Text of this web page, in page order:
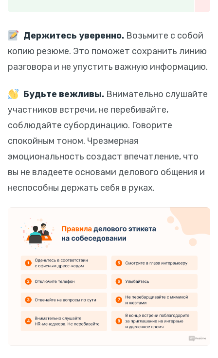
Держитесь уверенно.Возьмите с собой
копию резюме. Это поможет сохранить линию
разговора и не упустить важную информацию.
Будьте вежливы.Внимательно слушайте
участников встречи, не перебивайте,
соблюдайте субординацию. Говорите
спокойным тоном. Чрезмерная
эмоциональность создаст впечатление, что
вы не владеете основами делового общения и
неспособны держать себя в руках.